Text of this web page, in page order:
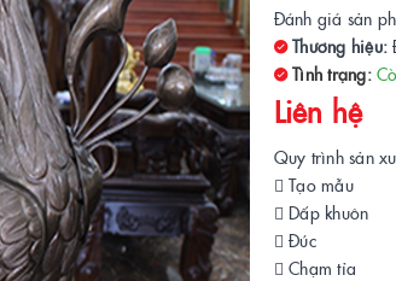
Đánh giá sản
Thương hiệu:
Tình trạng:
Liên hệ
Quy trình sản
 Tạo mẫu
 Dấp khuôn
 Đúc
 Chạm tỉa